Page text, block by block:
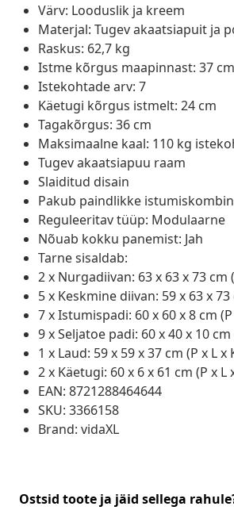
Värv: Looduslik ja kreem
Materjal: Tugev akaatsiapuit ja
Raskus: 62,7 kg
Istme kõrgus maapinnast: 37 cm
Istekohtade arv: 7
Käetugi kõrgus istmelt: 24 cm
Tagakõrgus: 36 cm
Maksimaalne kaal: 110 kg
Tugev akaatsiapuu raam
Slaiditud disain
Pakub paindlikke
Reguleeritav tüüp: Modulaarne
Nõuab kokku panemist: Jah
Tarne sisaldab:
2 x Nurgadiivan: 63 x 63 x 73 cm
5 x Keskmine diivan: 59 x 63 x 73
7 x Istumispadi: 60 x 60 x 8 cm (P
9 x Seljatoe padi: 60 x 40 x 10 cm
1 x Laud: 59 x 59 x 37 cm (P x L x
2 x Käetugi: 60 x 6 x 61 cm (P x L
EAN: 8721288464644
SKU: 3366158
Brand: vidaXL
Ostsid toote ja jäid sellega